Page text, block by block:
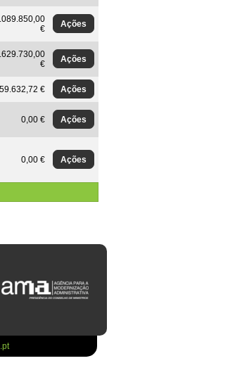
€
Ações
€
Ações
€ Ações
0,00 € Ações
0,00 € Ações